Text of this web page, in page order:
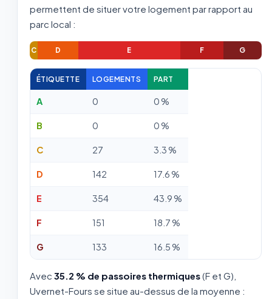
permettent de situer votre logement par rapport au
parc local :
C D E F G
ÉTIQUETTE LOGEMENTS PART
A 0 0 %
B 0 0 %
C 27 3.3 %
D 142 17.6 %
E 354 43.9 %
F 151 18.7 %
G 133 16.5 %
Avec 35.2 % de passoires thermiques(F et G),
Uvernet-Fours se situe au-dessus de la moyenne :